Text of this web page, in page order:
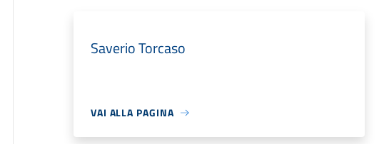
Saverio Torcaso
VAI ALLA PAGINA